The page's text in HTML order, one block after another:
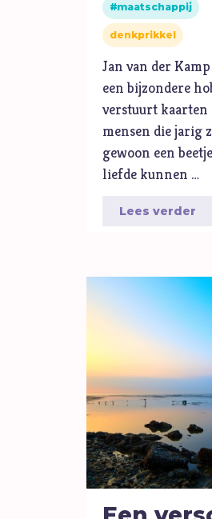
maatschappij
denkprikkel
Jan van der
een bijzondere
verstuurt kaarten
mensen die jarig
gewoon een
liefde kunnen …
Lees verder